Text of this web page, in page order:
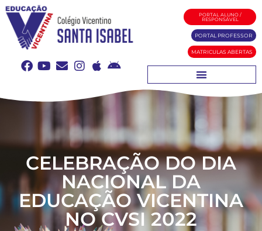
PORTAL ALUNO /
RESPONSÁVEL
PORTAL PROFESSOR
MATRICULAS ABERTAS
CELEBRAÇÃO DO DIA
NACIONAL DA
EDUCAÇÃO VICENTINA
NO CVSI 2022